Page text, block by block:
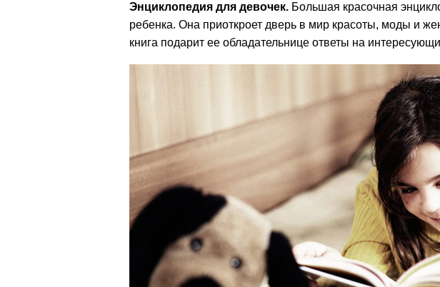
Энциклопедия для девочек. Большая красочная
ребенка. Она приоткроет дверь в мир красоты, моды и
книга подарит ее обладательнице ответы на